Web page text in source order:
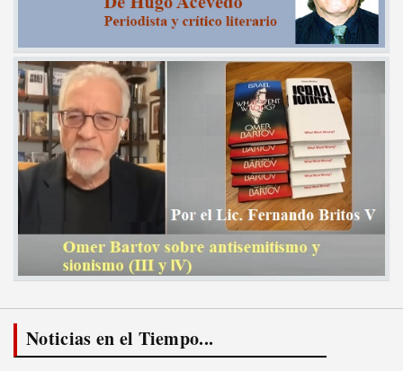
Noticias en el Tiempo...